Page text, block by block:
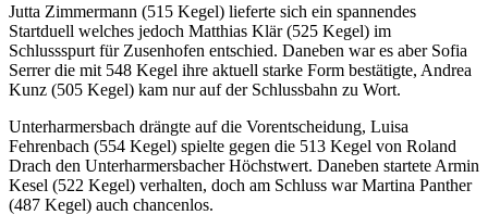
Jutta Zimmermann (515 Kegel) lieferte sich ein spannendes
Startduell welches jedoch Matthias Klär (525 Kegel) im
Schlussspurt für Zusenhofen entschied. Daneben war es aber Sofia
Serrer die mit 548 Kegel ihre aktuell starke Form bestätigte, Andrea
Kunz (505 Kegel) kam nur auf der Schlussbahn zu Wort.
Unterharmersbach drängte auf die Vorentscheidung, Luisa
Fehrenbach (554 Kegel) spielte gegen die 513 Kegel von Roland
Drach den Unterharmersbacher Höchstwert. Daneben startete Armin
Kesel (522 Kegel) verhalten, doch am Schluss war Martina Panther
(487 Kegel) auch chancenlos.